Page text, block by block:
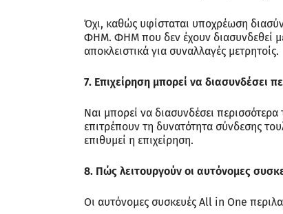
Όχι, καθώς υφίσταται υποχρέωση
ΦΗΜ. ΦΗΜ που δεν έχουν διασυνδεθεί
αποκλειστικά για συναλλαγές μετρητοίς.
7. Επιχείρηση μπορεί να διασυνδέσει
Ναι μπορεί να διασυνδέσει
επιτρέπουν τη δυνατότητα σύνδεσης
επιθυμεί η επιχείρηση.
8. Πώς λειτουργούν οι αυτόνομες
Οι αυτόνομες συσκευές All in One